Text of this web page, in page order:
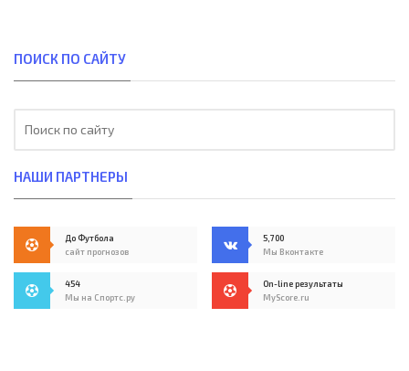
ПОИСК ПО САЙТУ
НАШИ ПАРТНЕРЫ
До Футбола
сайт прогнозов
5,700
Мы Вконтакте
454
Мы на Спортс.ру
On-line результаты
MyScore.ru